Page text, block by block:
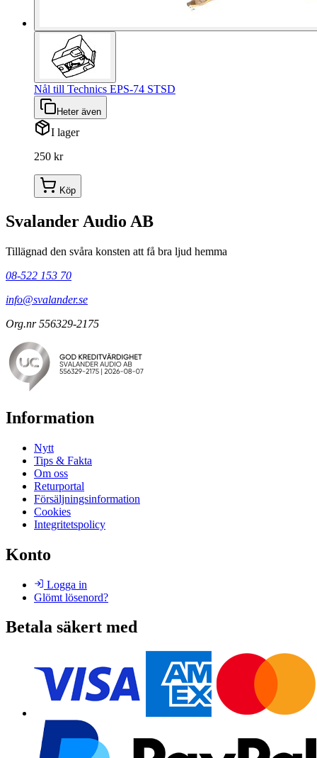
Nål till Technics EPS-74 STSD
Heter även
I lager
250 kr
Köp
Svalander Audio AB
Tillägnad den svåra konsten att få bra ljud hemma
08-522 153 70
info@svalander.se
Org.nr 556329-2175
Information
Nytt
Tips & Fakta
Om oss
Returportal
Försäljningsinformation
Cookies
Integritetspolicy
Konto
Logga in
Glömt lösenord?
Betala säkert med